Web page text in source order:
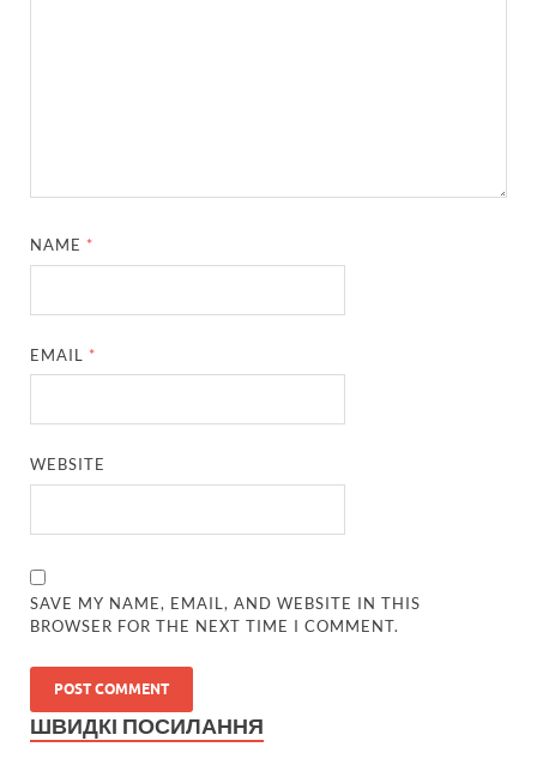
NAME *
EMAIL *
WEBSITE
SAVE MY NAME, EMAIL, AND WEBSITE IN THIS
BROWSER FOR THE NEXT TIME I COMMENT.
ШВИДКІ ПОСИЛАННЯ